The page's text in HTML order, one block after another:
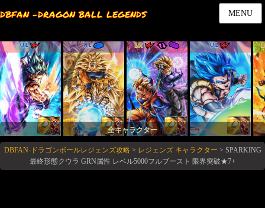
DBFAN -DRAGON BALL LEGENDS MENU
UL UL LR UL
全キャラクター
DBFAN-ドラゴンボールレジェンズ攻略> レジェンズ キャラクター > SPARKING
最終形態クウラ GRN属性 レベル5000フルブースト 限界突破★7+